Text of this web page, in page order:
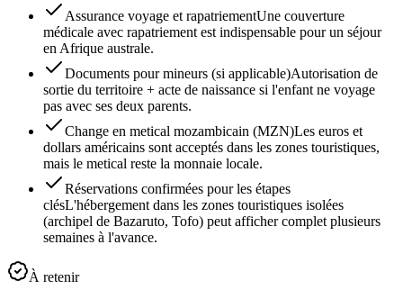
Assurance voyage et rapatriementUne couverture
médicale avec rapatriement est indispensable pour un séjour
en Afrique australe.
Documents pour mineurs (si applicable)Autorisation de
sortie du territoire + acte de naissance si l'enfant ne voyage
pas avec ses deux parents.
Change en metical mozambicain (MZN)Les euros et
dollars américains sont acceptés dans les zones touristiques,
mais le metical reste la monnaie locale.
Réservations confirmées pour les étapes
clésL'hébergement dans les zones touristiques isolées
(archipel de Bazaruto, Tofo) peut afficher complet plusieurs
semaines à l'avance.
À retenir